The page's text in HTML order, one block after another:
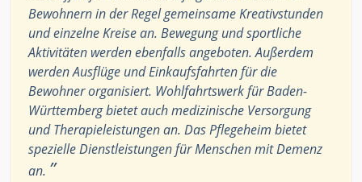
Bewohnern in der Regel gemeinsame Kreativstunden
und einzelne Kreise an. Bewegung und sportliche
Aktivitäten werden ebenfalls angeboten. Außerdem
werden Ausflüge und Einkaufsfahrten für die
Bewohner organisiert. Wohlfahrtswerk für Baden-
Württemberg bietet auch medizinische Versorgung
und Therapieleistungen an. Das Pflegeheim bietet
spezielle Dienstleistungen für Menschen mit Demenz
an. ”